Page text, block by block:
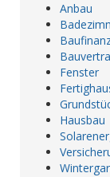
Anbau
Fenster
Hausbau